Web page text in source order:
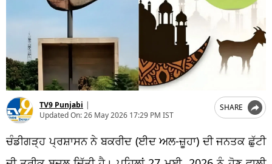
TV9 Punjabi |
Updated On:26 May 2026 17:29 PM IST
SHARE
ਚੰਡੀਗੜ੍ਹ ਪ੍ਰਸ਼ਾਸਨ ਨੇ ਬਕਰੀਦ (ਈਦ ਅਲ-ਜ਼ੂਹਾ) ਦੀ ਜਨਤਕ ਛੁੱਟੀ